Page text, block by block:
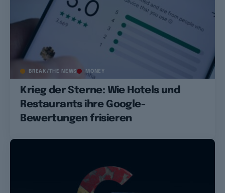
BREAK/THE NEWS MONEY
Krieg der Sterne: Wie Hotels und
Restaurants ihre Google-
Bewertungen frisieren